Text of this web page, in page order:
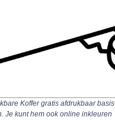
Koffer gratis afdrukbaar basis
Je kunt hem ook online inkleuren